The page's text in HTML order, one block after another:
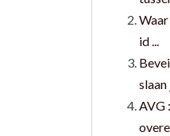
id ...
slaan
AVG